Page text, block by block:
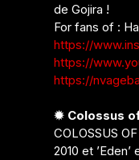
de Gojira !
For fans of :
https://
https://
https://
✹ Colossus
COLOSSUS
2010 et